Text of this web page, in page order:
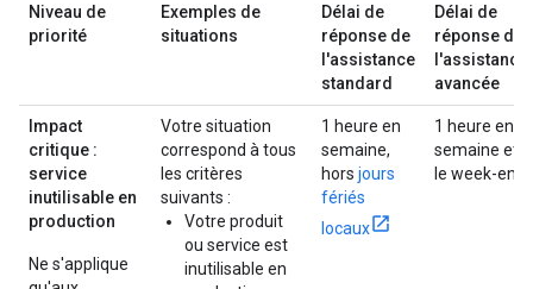
Niveau de
priorité
Exemples de
situations
Délai de
réponse de
l'assistance
standard
Délai de
réponse de
l'assistance
avancée
Impact
critique :
service
inutilisable en
production
Ne s'applique
Votre situation
correspond à tous
les critères
suivants :
Votre produit
ou service est
inutilisable en
1 heure en
semaine,
hors jours
fériés
locaux
1 heure en
semaine et
le week-end